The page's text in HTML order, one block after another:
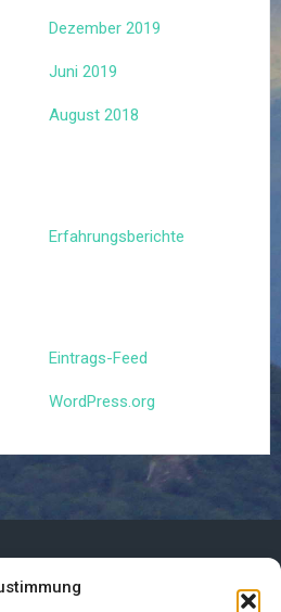
Dezember 2019
Juni 2019
August 2018
Erfahrungsberichte
Eintrags-Feed
WordPress.org